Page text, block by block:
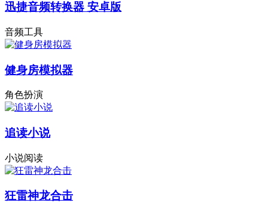
迅捷音频转换器 安卓版
音频工具
健身房模拟器
角色扮演
追读小说
小说阅读
狂雷神龙合击